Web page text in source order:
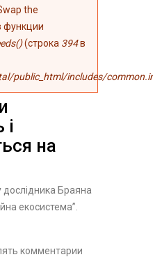
the
функции
(строка 394в
public_html/includes/
на
дослідника Браяна
екосистема”.
на емоціях
комментарии